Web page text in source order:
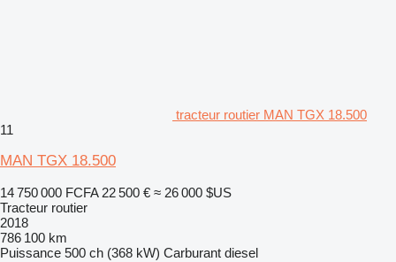
tracteur routier MAN TGX 18.500
11
MAN TGX 18.500
14 750 000 FCFA 22 500 € ≈ 26 000 $US
Tracteur routier
2018
786 100 km
Puissance 500 ch (368 kW) Carburant diesel